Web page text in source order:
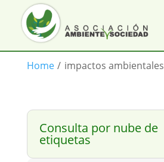
Home / impactos ambientales
Consulta por nube de
etiquetas